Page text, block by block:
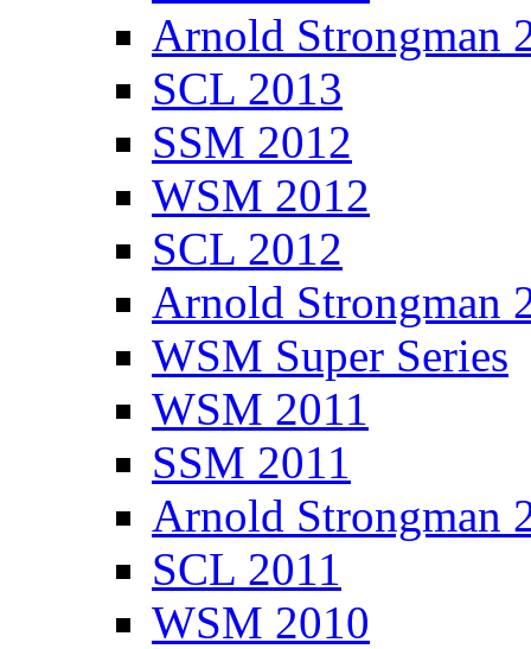
Arnold Strongman
SCL 2013
SSM 2012
WSM 2012
SCL 2012
Arnold Strongman
WSM Super Series
WSM 2011
SSM 2011
Arnold Strongman
SCL 2011
WSM 2010